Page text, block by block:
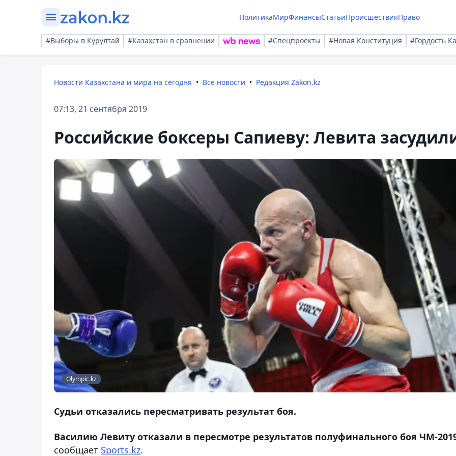
ПолитикаМирФинансыСтатьиПроисшествияПраво
#Выборы в Курултай #Казахстан в сравнении #Спецпроекты #Новая Конституция #Гордость
Новости Казахстана и мира на сегодня Все новости Редакция Zakon.kz
07:13, 21 сентября 2019
Российские боксеры Сапиеву: Левита
Olympic.kz
Судьи отказались пересматривать результат боя.
Василию Левиту отказали в пересмотре результатов полуфинального боя ЧМ-
сообщает Sports.kz.